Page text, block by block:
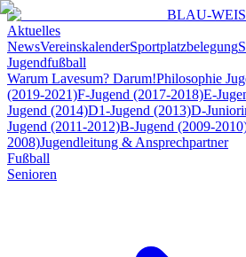
BLAU-
Aktuelles
NewsVereinskalenderSportplatzbelegung
Jugendfußball
Warum Lavesum? Darum!Philosophie
(2019-2021)F-Jugend (2017-2018)E-
Jugend (2014)D1-Jugend (2013)D-
Jugend (2011-2012)B-Jugend (2009-
2008)Jugendleitung & Ansprechpartner
Fußball
Senioren